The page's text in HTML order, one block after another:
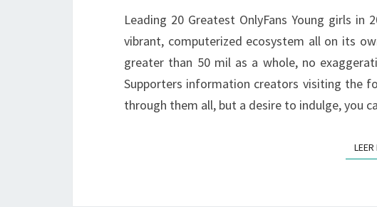
Leading 20 Greatest OnlyFans Young girls in
vibrant, computerized ecosystem all on its
greater than 50 mil as a whole, no
Supporters information creators visiting the
through them all, but a desire to indulge, you